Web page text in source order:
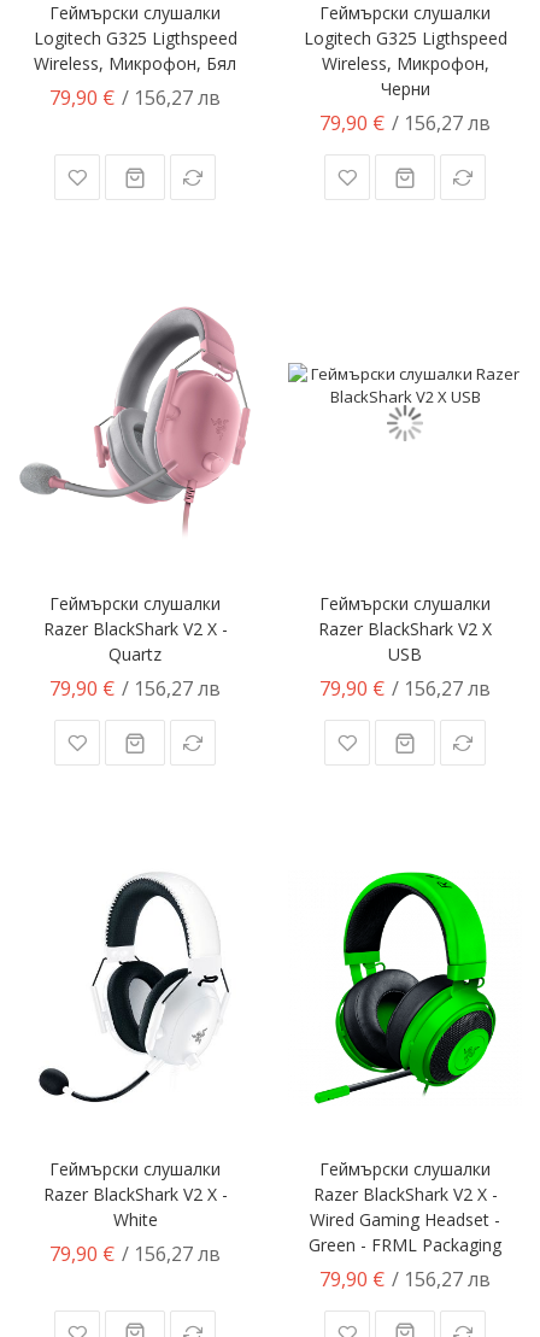
Геймърски слушалки
Logitech G325 Ligthspeed
Wireless, Микрофон, Бял
79,90 € / 156,27 лв
Геймърски слушалки
Logitech G325 Ligthspeed
Wireless, Микрофон,
Черни
79,90 € / 156,27 лв
Геймърски слушалки
Razer BlackShark V2 X -
Quartz
79,90 € / 156,27 лв
Геймърски слушалки
Razer BlackShark V2 X
USB
79,90 € / 156,27 лв
Геймърски слушалки
Razer BlackShark V2 X -
White
79,90 € / 156,27 лв
Геймърски слушалки
Razer BlackShark V2 X -
Wired Gaming Headset -
Green - FRML Packaging
79,90 € / 156,27 лв